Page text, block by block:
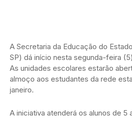
A Secretaria da Educação do
SP) dá início nesta segunda-feira
As unidades escolares estarão
almoço aos estudantes da rede
janeiro.
A iniciativa atenderá os alunos de 5